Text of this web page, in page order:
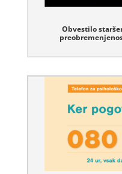
Obvestilo